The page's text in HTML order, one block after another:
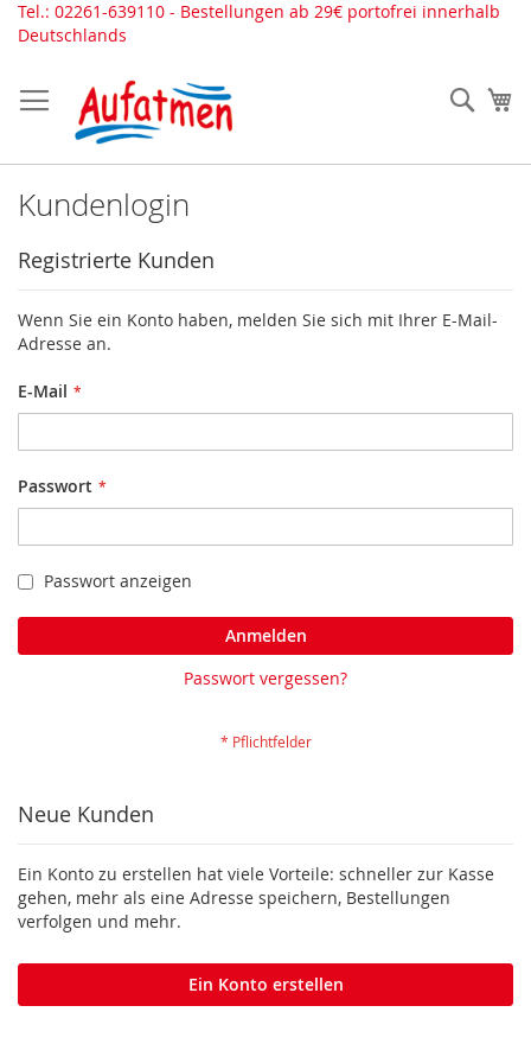
Direkt
zum
Tel.: 02261-639110 - Bestellungen ab 29€ portofrei innerhalb
Deutschlands
Kundenlogin
Registrierte Kunden
Wenn Sie ein Konto haben, melden Sie sich mit Ihrer E-Mail-
Adresse an.
E-Mail
Passwort
Passwort anzeigen
Anmelden
Passwort vergessen?
Neue Kunden
Ein Konto zu erstellen hat viele Vorteile: schneller zur Kasse
gehen, mehr als eine Adresse speichern, Bestellungen
verfolgen und mehr.
Ein Konto erstellen